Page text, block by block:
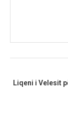
Liqeni i Velesit